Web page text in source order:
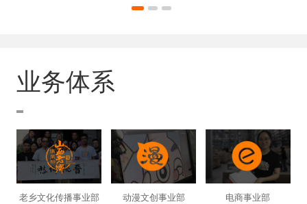
业务体系
老乡文化传播事业部 动漫文创事业部 电商事业部